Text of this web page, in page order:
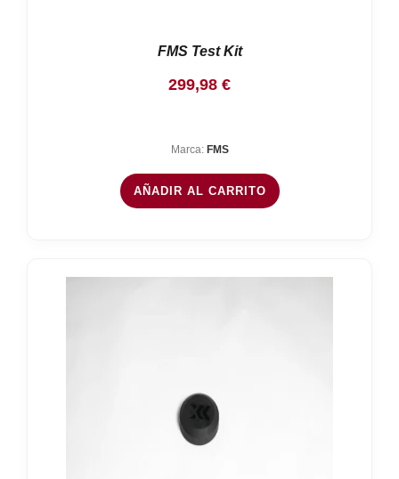
FMS Test Kit
299,98 €
Marca: FMS
AÑADIR AL CARRITO